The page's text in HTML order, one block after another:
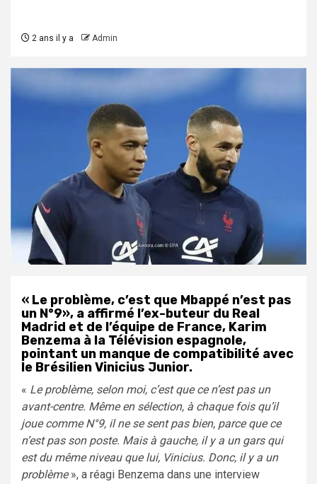
2 ans il y a Admin
« Le problème, c’est que Mbappé n’est pas
un N°9», a affirmé l’ex-buteur du Real
Madrid et de l’équipe de France, Karim
Benzema à la Télévision espagnole,
pointant un manque de compatibilité avec
le Brésilien Vinicius Junior.
« Le problème, selon moi, c’est que ce n’est pas un
avant-centre. Même en sélection, à chaque fois qu’il
joue comme N°9, il ne se sent pas bien, parce que ce
n’est pas son poste. Mais à gauche, il y a un gars qui
est du même niveau que lui, Vinicius. Donc, il y a un
problème», a réagi Benzema dans une interview